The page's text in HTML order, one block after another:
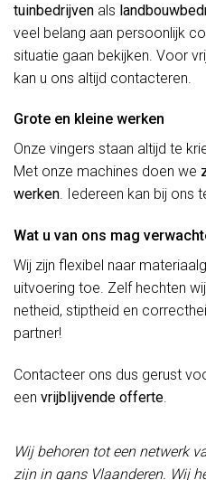
tuinbedrijven als
veel belang aan persoonlijk
situatie gaan bekijken. Voor
kan u ons altijd contacteren.
Grote en kleine werken
Onze vingers staan altijd te
Met onze machines doen we
werken. Iedereen kan bij ons
Wat u van ons mag
Wij zijn flexibel naar
uitvoering toe. Zelf hechten
netheid, stiptheid en
partner!
Contacteer ons dus gerust
een vrijblijvende offerte.
Wij behoren tot een netwerk
zijn in gans Vlaanderen. Wij